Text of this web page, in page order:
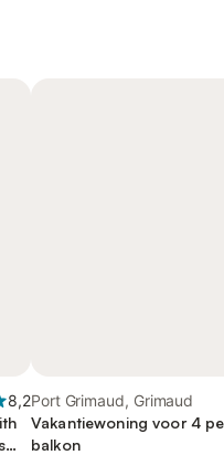
8,2Port Grimaud, Grimaud
Vakantiewoning voor 4
balkon